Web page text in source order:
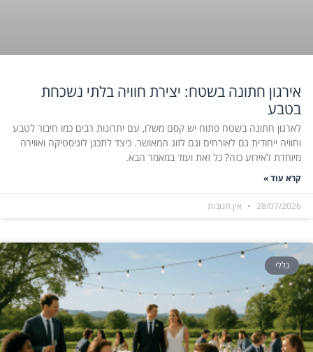
אירגון חתונה בשטח: יצירת חוויה בלתי נשכחת
בטבע
לארגון חתונה בשטח פתוח יש קסם משלו, עם יתרונות רבים כמו חיבור לטבע
וחוויה ייחודית גם לאורחים וגם לזוג המאושר. כיצד לתכנן לוגיסטיקה ואווירה
מיוחדת לאירוע כזה? כל זאת ועוד במאמר הבא.
קרא עוד »
28/07/2026 אין תגובות
כללי